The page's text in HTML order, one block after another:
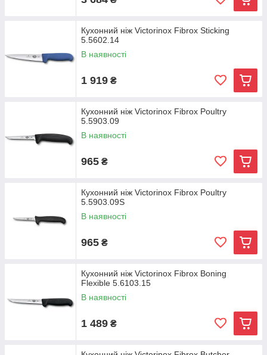
Кухонний ніж Victorinox Fibrox Sticking
5.5602.14
В наявності
1 919 ₴
Кухонний ніж Victorinox Fibrox Poultry
5.5903.09
В наявності
965 ₴
Кухонний ніж Victorinox Fibrox Poultry
5.5903.09S
В наявності
965 ₴
Кухонний ніж Victorinox Fibrox Boning
Flexible 5.6103.15
В наявності
1 489 ₴